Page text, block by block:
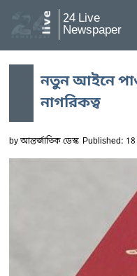
24 Live
Newspaper
নতুন আইনে
নাগরিকত্ব
byআন্তর্জাতিক ডেস্ক Published: